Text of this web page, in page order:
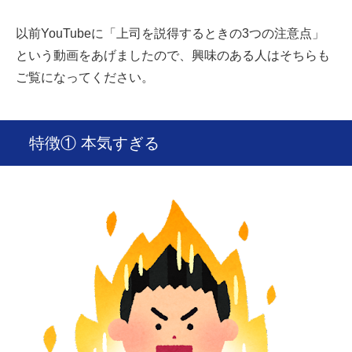
以前YouTubeに「上司を説得するときの3つの注意点」
という動画をあげましたので、興味のある人はそちらも
ご覧になってください。
特徴① 本気すぎる